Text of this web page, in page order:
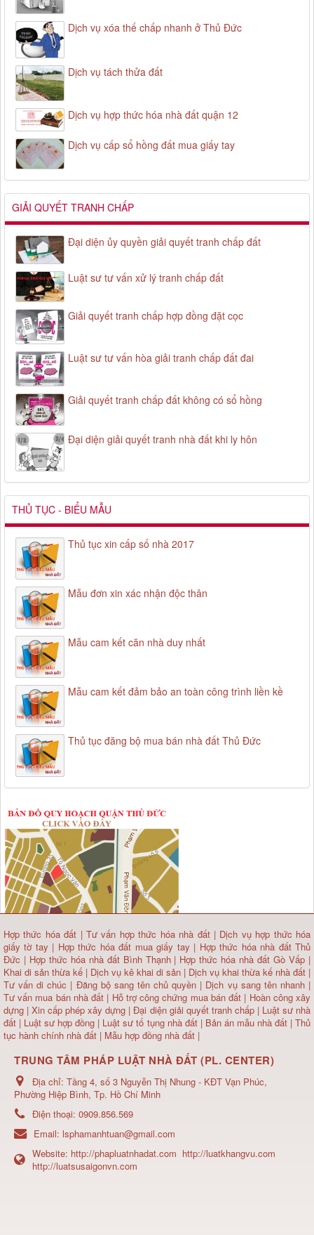
Dịch vụ xóa thế chấp nhanh ở Thủ Đức
Dịch vụ tách thửa đất
Dịch vụ hợp thức hóa nhà đất quận 12
Dịch vụ cấp sổ hồng đất mua giấy tay
GIẢI QUYẾT TRANH CHẤP
Đại diện ủy quyền giải quyết tranh chấp đất
Luật sư tư vấn xử lý tranh chấp đất
Giải quyết tranh chấp hợp đồng đặt cọc
Luật sư tư vấn hòa giải tranh chấp đất đai
Giải quyết tranh chấp đất không có sổ hồng
Đại diện giải quyết tranh nhà đất khi ly hôn
THỦ TỤC - BIỂU MẪU
Thủ tục xin cấp số nhà 2017
Mẫu đơn xin xác nhận độc thân
Mẫu cam kết căn nhà duy nhất
Mẫu cam kết đảm bảo an toàn công trình liền kề
Thủ tục đăng bộ mua bán nhà đất Thủ Đức
Hợp thức hóa đất |Tư vấn hợp thức hóa nhà đất| Dịch vụ hợp thức hóa
giấy tờ tay | Hợp thức hóa đất mua giấy tay | Hợp thức hóa nhà đất Thủ
Đức | Hợp thức hóa nhà đất Bình Thạnh | Hợp thức hóa nhà đất Gò Vấp |
Khai di sản thừa kế | Dịch vụ kê khai di sản | Dịch vụ khai thừa kế nhà đất |
Tư vấn di chúc | Đăng bộ sang tên chủ quyền | Dịch vụ sang tên nhanh |
Tư vấn mua bán nhà đất | Hỗ trợ công chứng mua bán đất | Hoàn công xây
dựng | Xin cấp phép xây dựng |Đại diện giải quyết tranh chấp | Luật sư nhà
đất | Luật sư hợp đồng | Luật sư tố tụng nhà đất | Bản án mẫu nhà đất|Thủ
tục hành chính nhà đất | Mẫu hợp đồng nhà đất |
TRUNG TÂM PHÁP LUẬT NHÀ ĐẤT (PL. CENTER)
Địa chỉ: Tầng 4, số 3 Nguyễn Thị Nhung - KĐT Vạn Phúc,
Phường Hiệp Bình, Tp. Hồ Chí Minh
Điện thoại: 0909.856.569
Email: lsphamanhtuan@gmail.com
Website: http://phapluatnhadat.com http://luatkhangvu.com
http://luatsusaigonvn.com